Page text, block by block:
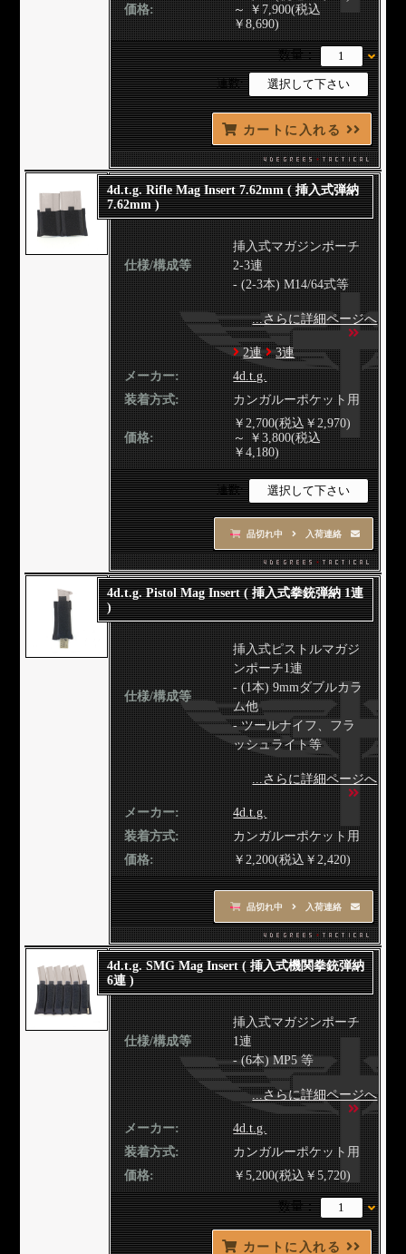
価格:
～ ￥7,900(税込
￥8,690)
数量：
連数:
カートに入れる
4d.t.g. Rifle Mag Insert 7.62mm ( 挿入式弾納
7.62mm )
仕様/構成等
挿入式マガジンポーチ
2-3連
- (2-3本) M14/64式等
...さらに詳細ページへ
2連
3連
メーカー:
4d.t.g.
装着方式:
カンガルーポケット用
価格:
￥2,700(税込￥2,970)
～ ￥3,800(税込
￥4,180)
連数:
品切れ中 入荷連絡
4d.t.g. Pistol Mag Insert ( 挿入式拳銃弾納 1連
)
仕様/構成等
挿入式ピストルマガジ
ンポーチ1連
- (1本) 9mmダブルカラ
ム他
- ツールナイフ、フラ
ッシュライト等
...さらに詳細ページへ
メーカー:
4d.t.g.
装着方式:
カンガルーポケット用
価格:
￥2,200(税込￥2,420)
品切れ中 入荷連絡
4d.t.g. SMG Mag Insert ( 挿入式機関拳銃弾納
6連 )
仕様/構成等
挿入式マガジンポーチ
1連
- (6本) MP5 等
...さらに詳細ページへ
メーカー:
4d.t.g.
装着方式:
カンガルーポケット用
価格:
￥5,200(税込￥5,720)
数量：
カートに入れる